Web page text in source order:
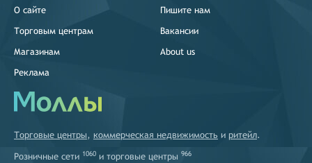
О сайте
Торговым центрам
Магазинам
Реклама
Пишите нам
Вакансии
About us
Торговые центры, коммерческая недвижимость и ритейл.
Розничные сети 1060 и торговые центры 966